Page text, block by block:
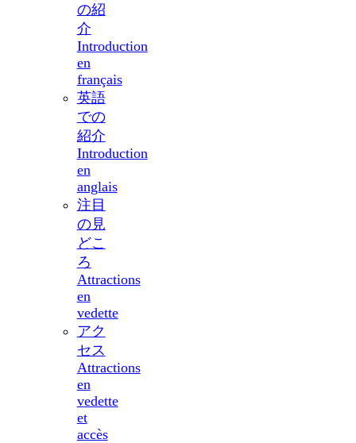
の紹
介
Introduction
en
français
英語
での
紹介
Introduction
en
anglais
注目
の見
どこ
ろ
Attractions
en
vedette
アク
セス
Attractions
en
vedette
et
accès